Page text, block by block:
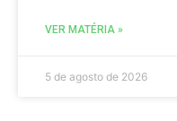
VER MATÉRIA »
5 de agosto de 2026